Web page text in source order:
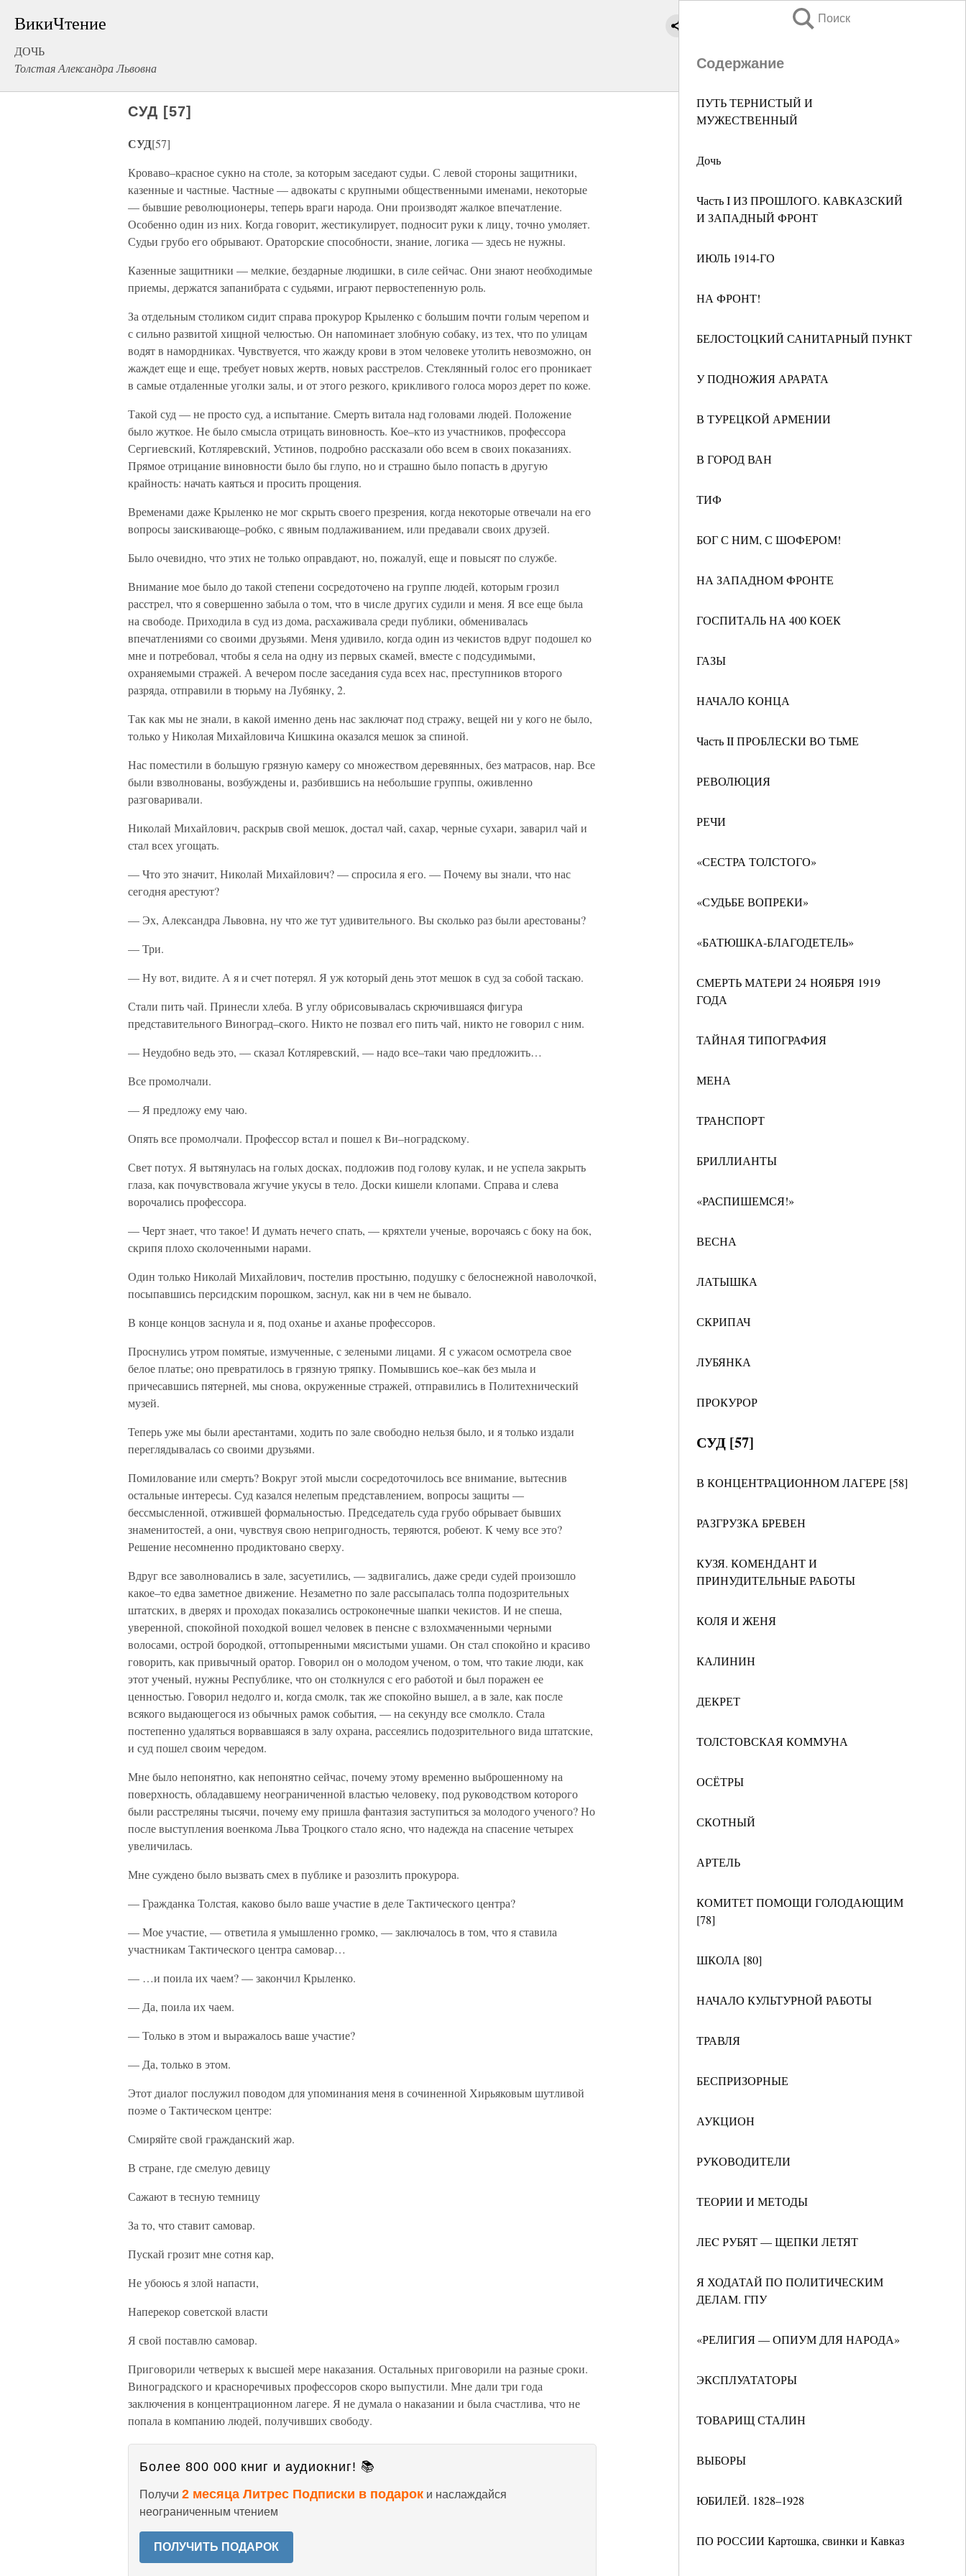
ВикиЧтение
ДОЧЬ
Толстая Александра Львовна
Поиск
Содержание
ПУТЬ ТЕРНИСТЫЙ И
МУЖЕСТВЕННЫЙ
Дочь
Часть I ИЗ ПРОШЛОГО. КАВКАЗСКИЙ
И ЗАПАДНЫЙ ФРОНТ
ИЮЛЬ 1914-ГО
НА ФРОНТ!
БЕЛОСТОЦКИЙ САНИТАРНЫЙ ПУНКТ
У ПОДНОЖИЯ АРАРАТА
В ТУРЕЦКОЙ АРМЕНИИ
В ГОРОД ВАН
ТИФ
БОГ С НИМ, С ШОФЕРОМ!
НА ЗАПАДНОМ ФРОНТЕ
ГОСПИТАЛЬ НА 400 КОЕК
ГАЗЫ
НАЧАЛО КОНЦА
Часть II ПРОБЛЕСКИ ВО ТЬМЕ
РЕВОЛЮЦИЯ
РЕЧИ
«СЕСТРА ТОЛСТОГО»
«СУДЬБЕ ВОПРЕКИ»
«БАТЮШКА-БЛАГОДЕТЕЛЬ»
СМЕРТЬ МАТЕРИ 24 НОЯБРЯ 1919
ГОДА
ТАЙНАЯ ТИПОГРАФИЯ
МЕНА
ТРАНСПОРТ
БРИЛЛИАНТЫ
«РАСПИШЕМСЯ!»
ВЕСНА
ЛАТЫШКА
СКРИПАЧ
ЛУБЯНКА
ПРОКУРОР
СУД [57]
В КОНЦЕНТРАЦИОННОМ ЛАГЕРЕ [58]
РАЗГРУЗКА БРЕВЕН
КУЗЯ. КОМЕНДАНТ И
ПРИНУДИТЕЛЬНЫЕ РАБОТЫ
КОЛЯ И ЖЕНЯ
КАЛИНИН
ДЕКРЕТ
ТОЛСТОВСКАЯ КОММУНА
ОСЁТРЫ
СКОТНЫЙ
АРТЕЛЬ
КОМИТЕТ ПОМОЩИ ГОЛОДАЮЩИМ
[78]
ШКОЛА [80]
НАЧАЛО КУЛЬТУРНОЙ РАБОТЫ
ТРАВЛЯ
БЕСПРИЗОРНЫЕ
АУКЦИОН
РУКОВОДИТЕЛИ
ТЕОРИИ И МЕТОДЫ
ЛЕC РУБЯТ — ЩЕПКИ ЛЕТЯТ
Я ХОДАТАЙ ПО ПОЛИТИЧЕСКИМ
ДЕЛАМ. ГПУ
«РЕЛИГИЯ — ОПИУМ ДЛЯ НАРОДА»
ЭКСПЛУАТАТОРЫ
ТОВАРИЩ СТАЛИН
ВЫБОРЫ
ЮБИЛЕЙ. 1828–1928
ПО РОССИИ Картошка, свинки и Кавказ
СУД [57]
СУД[57]
Кроваво–красное сукно на столе, за которым заседают судьи. С левой стороны защитники,
казенные и частные. Частные — адвокаты с крупными общественными именами, некоторые
— бывшие революционеры, теперь враги народа. Они производят жалкое впечатление.
Особенно один из них. Когда говорит, жестикулирует, подносит руки к лицу, точно умоляет.
Судьи грубо его обрывают. Ораторские способности, знание, логика — здесь не нужны.
Казенные защитники — мелкие, бездарные людишки, в силе сейчас. Они знают необходимые
приемы, держатся запанибрата с судьями, играют первостепенную роль.
За отдельным столиком сидит справа прокурор Крыленко с большим почти голым черепом и
с сильно развитой хищной челюстью. Он напоминает злобную собаку, из тех, что по улицам
водят в намордниках. Чувствуется, что жажду крови в этом человеке утолить невозможно, он
жаждет еще и еще, требует новых жертв, новых расстрелов. Стеклянный голос его проникает
в самые отдаленные уголки залы, и от этого резкого, крикливого голоса мороз дерет по коже.
Такой суд — не просто суд, а испытание. Смерть витала над головами людей. Положение
было жуткое. Не было смысла отрицать виновность. Кое–кто из участников, профессора
Сергиевский, Котляревский, Устинов, подробно рассказали обо всем в своих показаниях.
Прямое отрицание виновности было бы глупо, но и страшно было попасть в другую
крайность: начать каяться и просить прощения.
Временами даже Крыленко не мог скрыть своего презрения, когда некоторые отвечали на его
вопросы заискивающе–робко, с явным подлаживанием, или предавали своих друзей.
Было очевидно, что этих не только оправдают, но, пожалуй, еще и повысят по службе.
Внимание мое было до такой степени сосредоточено на группе людей, которым грозил
расстрел, что я совершенно забыла о том, что в числе других судили и меня. Я все еще была
на свободе. Приходила в суд из дома, расхаживала среди публики, обменивалась
впечатлениями со своими друзьями. Меня удивило, когда один из чекистов вдруг подошел ко
мне и потребовал, чтобы я села на одну из первых скамей, вместе с подсудимыми,
охраняемыми стражей. А вечером после заседания суда всех нас, преступников второго
разряда, отправили в тюрьму на Лубянку, 2.
Так как мы не знали, в какой именно день нас заключат под стражу, вещей ни у кого не было,
только у Николая Михайловича Кишкина оказался мешок за спиной.
Нас поместили в большую грязную камеру со множеством деревянных, без матрасов, нар. Все
были взволнованы, возбуждены и, разбившись на небольшие группы, оживленно
разговаривали.
Николай Михайлович, раскрыв свой мешок, достал чай, сахар, черные сухари, заварил чай и
стал всех угощать.
— Что это значит, Николай Михайлович? — спросила я его. — Почему вы знали, что нас
сегодня арестуют?
— Эх, Александра Львовна, ну что же тут удивительного. Вы сколько раз были арестованы?
— Три.
— Ну вот, видите. А я и счет потерял. Я уж который день этот мешок в суд за собой таскаю.
Стали пить чай. Принесли хлеба. В углу обрисовывалась скрючившаяся фигура
представительного Виноград–ского. Никто не позвал его пить чай, никто не говорил с ним.
— Неудобно ведь это, — сказал Котляревский, — надо все–таки чаю предложить…
Все промолчали.
— Я предложу ему чаю.
Опять все промолчали. Профессор встал и пошел к Ви–ноградскому.
Свет потух. Я вытянулась на голых досках, подложив под голову кулак, и не успела закрыть
глаза, как почувствовала жгучие укусы в тело. Доски кишели клопами. Справа и слева
ворочались профессора.
— Черт знает, что такое! И думать нечего спать, — кряхтели ученые, ворочаясь с боку на бок,
скрипя плохо сколоченными нарами.
Один только Николай Михайлович, постелив простыню, подушку с белоснежной наволочкой,
посыпавшись персидским порошком, заснул, как ни в чем не бывало.
В конце концов заснула и я, под оханье и аханье профессоров.
Проснулись утром помятые, измученные, с зелеными лицами. Я с ужасом осмотрела свое
белое платье; оно превратилось в грязную тряпку. Помывшись кое–как без мыла и
причесавшись пятерней, мы снова, окруженные стражей, отправились в Политехнический
музей.
Теперь уже мы были арестантами, ходить по зале свободно нельзя было, и я только издали
переглядывалась со своими друзьями.
Помилование или смерть? Вокруг этой мысли сосредоточилось все внимание, вытеснив
остальные интересы. Суд казался нелепым представлением, вопросы защиты —
бессмысленной, отжившей формальностью. Председатель суда грубо обрывает бывших
знаменитостей, а они, чувствуя свою непригодность, теряются, робеют. К чему все это?
Решение несомненно продиктовано сверху.
Вдруг все заволновались в зале, засуетились, — задвигались, даже среди судей произошло
какое–то едва заметное движение. Незаметно по зале рассыпалась толпа подозрительных
штатских, в дверях и проходах показались остроконечные шапки чекистов. И не спеша,
уверенной, спокойной походкой вошел человек в пенсне с взлохмаченными черными
волосами, острой бородкой, оттопыренными мясистыми ушами. Он стал спокойно и красиво
говорить, как привычный оратор. Говорил он о молодом ученом, о том, что такие люди, как
этот ученый, нужны Республике, что он столкнулся с его работой и был поражен ее
ценностью. Говорил недолго и, когда смолк, так же спокойно вышел, а в зале, как после
всякого выдающегося из обычных рамок события, — на секунду все смолкло. Стала
постепенно удаляться ворвавшаяся в залу охрана, рассеялись подозрительного вида штатские,
и суд пошел своим чередом.
Мне было непонятно, как непонятно сейчас, почему этому временно выброшенному на
поверхность, обладавшему неограниченной властью человеку, под руководством которого
были расстреляны тысячи, почему ему пришла фантазия заступиться за молодого ученого? Но
после выступления военкома Льва Троцкого стало ясно, что надежда на спасение четырех
увеличилась.
Мне суждено было вызвать смех в публике и разозлить прокурора.
— Гражданка Толстая, каково было ваше участие в деле Тактического центра?
— Мое участие, — ответила я умышленно громко, — заключалось в том, что я ставила
участникам Тактического центра самовар…
— …и поила их чаем? — закончил Крыленко.
— Да, поила их чаем.
— Только в этом и выражалось ваше участие?
— Да, только в этом.
Этот диалог послужил поводом для упоминания меня в сочиненной Хирьяковым шутливой
поэме о Тактическом центре:
Смиряйте свой гражданский жар.
В стране, где смелую девицу
Сажают в тесную темницу
За то, что ставит самовар.
Пускай грозит мне сотня кар,
Не убоюсь я злой напасти,
Наперекор советской власти
Я свой поставлю самовар.
Приговорили четверых к высшей мере наказания. Остальных приговорили на разные сроки.
Виноградского и красноречивых профессоров скоро выпустили. Мне дали три года
заключения в концентрационном лагере. Я не думала о наказании и была счастлива, что не
попала в компанию людей, получивших свободу.
Более 800 000 книг и аудиокниг! 📚
Получи 2 месяца Литрес Подписки в подарок и наслаждайся
неограниченным чтением
ПОЛУЧИТЬ ПОДАРОК